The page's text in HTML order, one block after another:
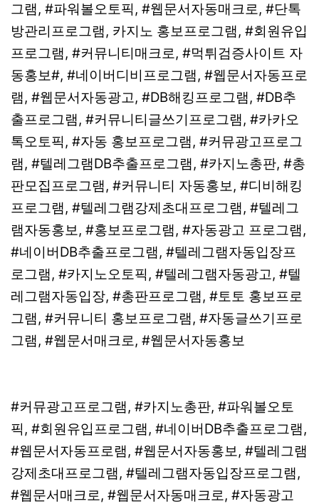
그램, #파워볼오토픽, #웹문서자동매크로, #단톡
방관리프로그램, 카지노 홍보프로그램, #회원유입
프로그램, #커뮤니티매크로, #먹튀검증사이트 자
동홍보#, #네이버디비프로그램, #웹문서자동프로
램, #웹문서자동광고, #DB해킹프로그램, #DB추
출프로그램, #커뮤니티글쓰기프로그램, #카카오
톡오토픽, #자동 홍보프로그램, #커뮤광고프로그
램, #텔레그램DB추출프로그램, #카지노총판, #총
판모집프로그램, #커뮤니티 자동홍보, #디비해킹
프로그램, #텔레그램강제초대프로그램, #텔레그
램자동홍보, #홍보프로그램, #자동광고 프로그램,
#네이버DB추출프로그램, #텔레그램자동입장프
로그램, #카지노오토픽, #텔레그램자동광고, #텔
레그램자동입장, #총판프로그램, #토토 홍보프로
그램, #커뮤니티 홍보프로그램, #자동글쓰기프로
그램, #웹문서매크로, #웹문서자동홍보
#커뮤광고프로그램, #카지노총판, #파워볼오토
픽, #회원유입프로그램, #네이버DB추출프로그램,
#웹문서자동프로램, #웹문서자동홍보, #텔레그램
강제초대프로그램, #텔레그램자동입장프로그램,
#웹문서매크로, #웹문서자동매크로, #자동광고